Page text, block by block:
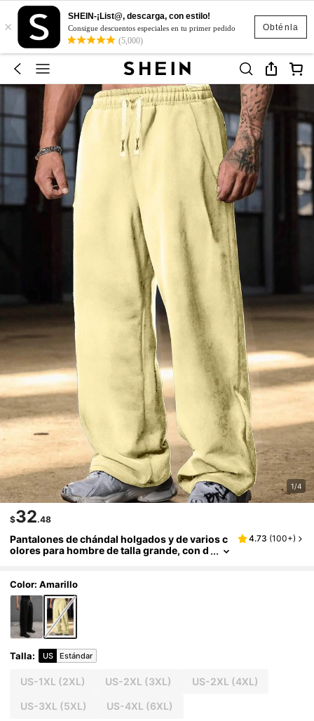
Obténla
×
SHEIN-¡List@, descarga, con estilo!
Consigue descuentos especiales en tu primer pedido
(5,000)
1/4
$32.48
Pantalones de chándal holgados y de varios c
olores para hombre de talla grande, con d
4.73 (100+)
Color: Amarillo
Talla: US Estándar
US-1XL (2XL) US-2XL (3XL) US-2XL (4XL)
US-3XL (5XL) US-4XL (6XL)